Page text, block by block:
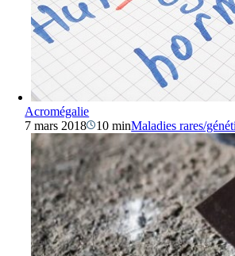
Acromégalie
7 mars 2018
10 minMaladies rares/